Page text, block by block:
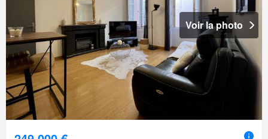
Voir la photo